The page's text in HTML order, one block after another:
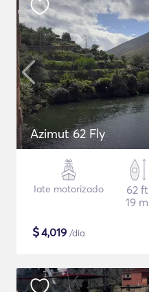
Azimut 62 Fly
Iate motorizado
62 ft
19 m
$4,019 /dia